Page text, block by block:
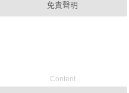
免責聲明
Content